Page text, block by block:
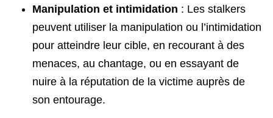
Manipulation et intimidation : Les stalkers
peuvent utiliser la manipulation ou l’intimidation
pour atteindre leur cible, en recourant à des
menaces, au chantage, ou en essayant de
nuire à la réputation de la victime auprès de
son entourage.